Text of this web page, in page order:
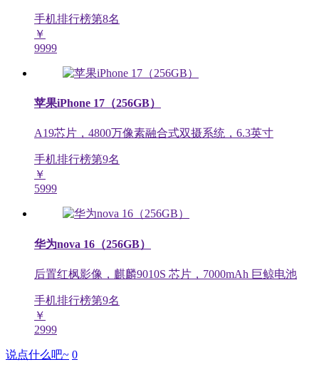
手机排行榜第8名
￥
9999
苹果iPhone 17（256GB）
A19芯片，4800万像素融合式双摄系统，6.3英寸
手机排行榜第9名
￥
5999
华为nova 16（256GB）
后置红枫影像，麒麟9010S 芯片，7000mAh 巨鲸电池
手机排行榜第9名
￥
2999
说点什么吧~ 0